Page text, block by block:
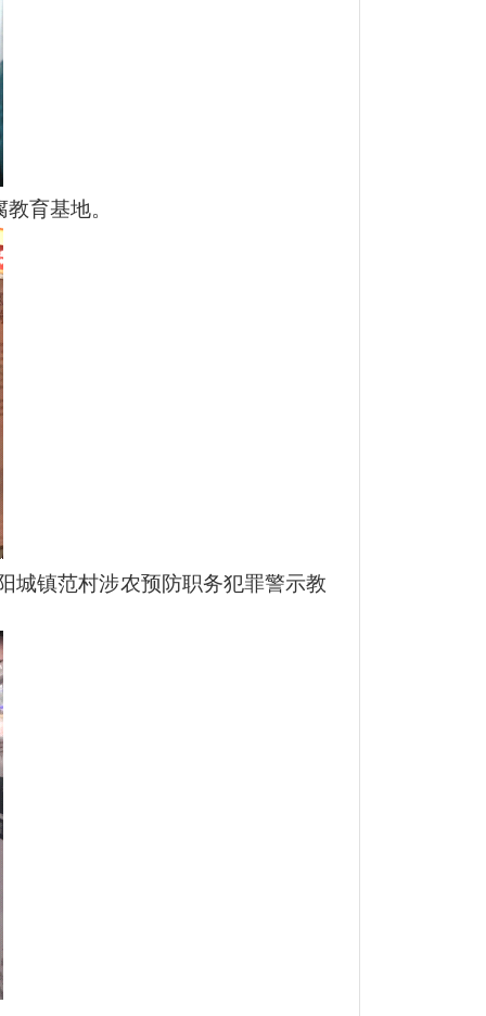
育基地。
镇范村涉农预防职务犯罪警示教